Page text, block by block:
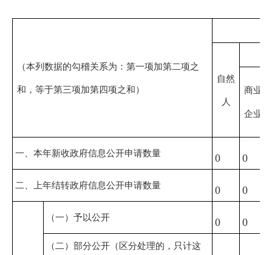
（本列数据的勾稽关系为：第一项加第二项之
和，等于第三项加第四项之和）
自然
人
商业
企业
一、本年新收政府信息公开申请数量 0 0
二、上年结转政府信息公开申请数量 0 0
（一）予以公开 0 0
（二）部分公开（区分处理的，只计这